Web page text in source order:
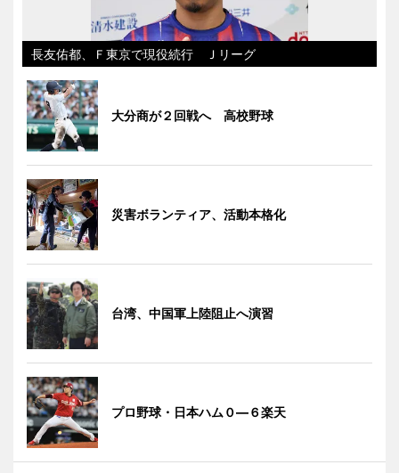
長友佑都、Ｆ東京で現役続行 Ｊリーグ
大分商が２回戦へ 高校野球
災害ボランティア、活動本格化
台湾、中国軍上陸阻止へ演習
プロ野球・日本ハム０―６楽天